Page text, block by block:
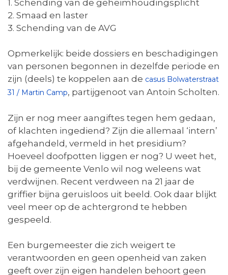
1. Schending van de geheimhoudingsplicht
2. Smaad en laster
3. Schending van de AVG
Opmerkelijk: beide dossiers en beschadigingen
van personen begonnen in dezelfde periode en
zijn (deels) te koppelen aan de casus Bolwaterstraat
31 / Martin Camp, partijgenoot van Antoin Scholten.
Zijn er nog meer aangiftes tegen hem gedaan,
of klachten ingediend? Zijn die allemaal ‘intern’
afgehandeld, vermeld in het presidium?
Hoeveel doofpotten liggen er nog? U weet het,
bij de gemeente Venlo wil nog weleens wat
verdwijnen. Recent verdween na 21 jaar de
griffier bijna geruisloos uit beeld. Ook daar blijkt
veel meer op de achtergrond te hebben
gespeeld.
Een burgemeester die zich weigert te
verantwoorden en geen openheid van zaken
geeft over zijn eigen handelen behoort geen